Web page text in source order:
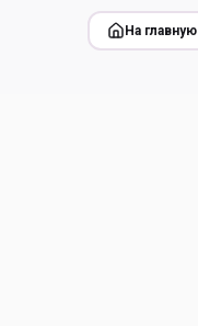
На главную